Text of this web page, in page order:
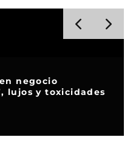
negocio
lujos y toxicidades